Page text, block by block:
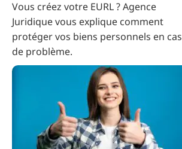
Vous créez votre EURL ? Agence
Juridique vous explique comment
protéger vos biens personnels en cas
de problème.